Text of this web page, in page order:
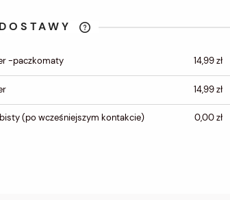
CENA NIE ZAWIERA
-paczkomaty 14,99 zł
14,99 zł
(po wcześniejszym kontakcie) 0,00 zł